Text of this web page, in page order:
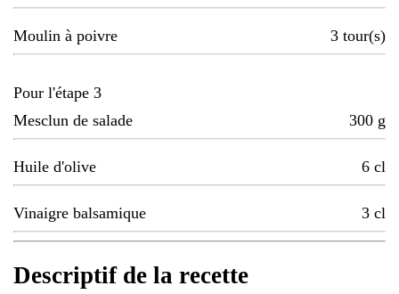
Moulin à poivre 3 tour(s)
Pour l'étape 3
Mesclun de salade
300 g
Huile d'olive 6 cl
Vinaigre balsamique 3 cl
Descriptif de la recette